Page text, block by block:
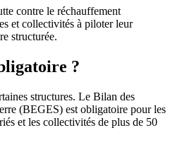
contre le réchauffement
et collectivités à piloter leur
structurée.
?
structures. Le Bilan des
(BEGES) est obligatoire pour les
et les collectivités de plus de 50